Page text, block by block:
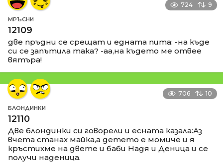
724 9
МРЪСНИ
12109
две пръдни се срещат и едната пита: -на къде
си се запътила така? -аа,на където ме отвее
вятъра!
706 10
БЛОНДИНКИ
12110
Две блондинки си говорели и есната казала:Аз
вчета станах майка,а детето е момиче и я
кръстихме на двете и баби Надя и Деница и се
получи наденица.